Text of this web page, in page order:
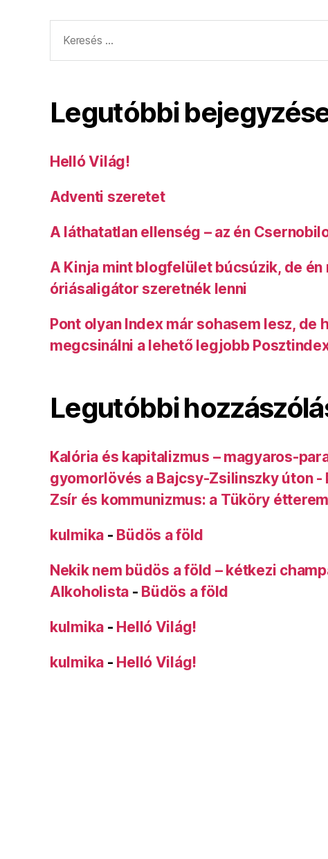
Legutóbbi
Helló Világ!
Adventi szeretet
A láthatatlan ellenség – az én
A Kinja mint blogfelület búcsúzik, de én
óriásaligátor szeretnék lenni
Pont olyan Index már sohasem lesz, de
megcsinálni a lehető legjobb
Legutóbbi
Kalória és kapitalizmus – magyaros-
gyomorlövés a Bajcsy-Zsilinszky úton -
Zsír és kommunizmus: a Tüköry étterem
kulmika - Büdös a föld
Nekik nem büdös a föld – kétkezi
Alkoholista - Büdös a föld
kulmika - Helló Világ!
kulmika - Helló Világ!